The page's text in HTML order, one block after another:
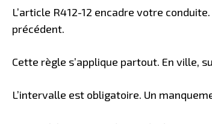
L’article R412-12 encadre votre
précédent.
Cette règle s’applique partout. En ville,
L’intervalle est obligatoire. Un